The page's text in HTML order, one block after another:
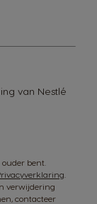
van Nestlé
bent.
verwijdering
contacteer